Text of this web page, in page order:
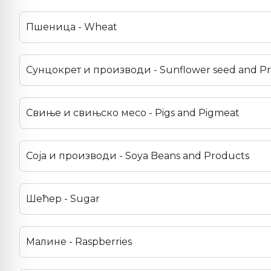
Пшеница - Wheat
Сунцокрет и производи - Sunflower seed and
Свиње и свињско месо - Pigs and Pigmeat
Соја и производи - Soya Beans and Products
Шећер - Sugar
Малине - Raspberries